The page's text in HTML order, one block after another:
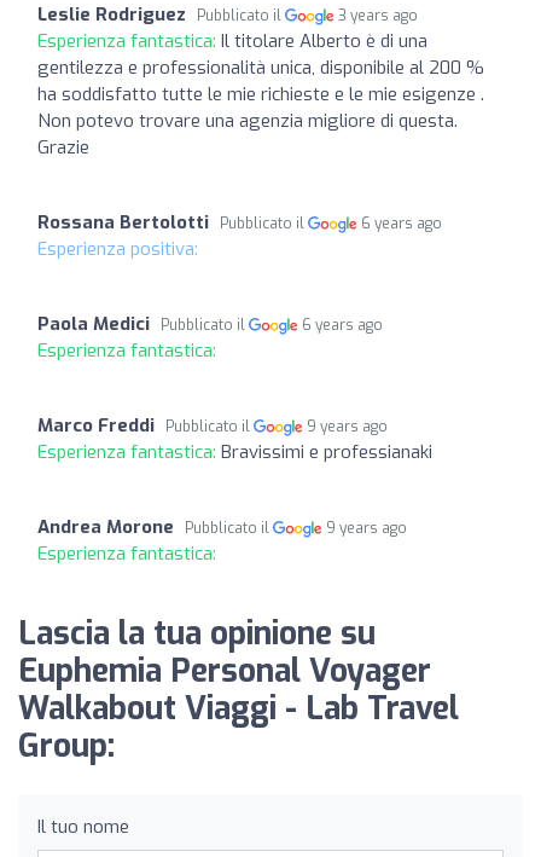
Leslie Rodriguez Pubblicato il 3 years ago
Esperienza fantastica: Il titolare Alberto è di una
gentilezza e professionalità unica, disponibile al 200 %
ha soddisfatto tutte le mie richieste e le mie esigenze .
Non potevo trovare una agenzia migliore di questa.
Grazie
Rossana Bertolotti Pubblicato il 6 years ago
Esperienza positiva:
Paola Medici Pubblicato il 6 years ago
Esperienza fantastica:
Marco Freddi Pubblicato il 9 years ago
Esperienza fantastica: Bravissimi e professianaki
Andrea Morone Pubblicato il 9 years ago
Esperienza fantastica:
Lascia la tua opinione su
Euphemia Personal Voyager
Walkabout Viaggi - Lab Travel
Group:
Il tuo nome